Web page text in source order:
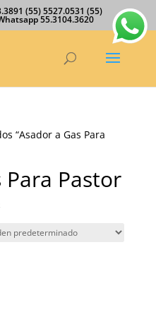
(55) 5527.0531 (55)
55.3104.3620
“Asador a Gas Para
Para Pastor